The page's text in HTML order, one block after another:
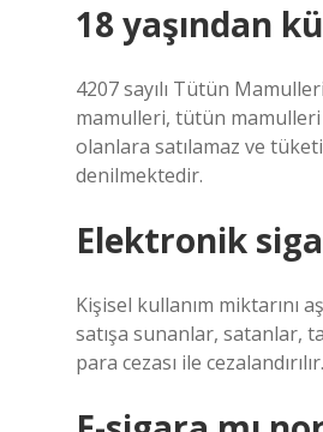
18 yaşından
4207 sayılı Tütün
mamulleri, tütün mamulleri
olanlara satılamaz ve
denilmektedir.
Elektronik
Kişisel kullanım miktarını
satışa sunanlar, satanlar,
para cezası ile cezalandırılır.